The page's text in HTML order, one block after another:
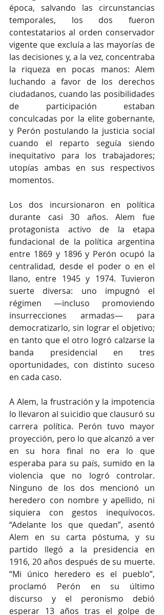
época, salvando las circunstancias
temporales, los dos fueron
contestatarios al orden conservador
vigente que excluía a las mayorías de
las decisiones y, a la vez, concentraba
la riqueza en pocas manos: Alem
luchando a favor de los derechos
ciudadanos, cuando las posibilidades
de participación estaban
conculcadas por la elite gobernante,
y Perón postulando la justicia social
cuando el reparto seguía siendo
inequitativo para los trabajadores;
utopías ambas en sus respectivos
momentos.
Los dos incursionaron en política
durante casi 30 años. Alem fue
protagonista activo de la etapa
fundacional de la política argentina
entre 1869 y 1896 y Perón ocupó la
centralidad, desde el poder o en el
llano, entre 1945 y 1974. Tuvieron
suerte diversa: uno impugnó el
régimen —incluso promoviendo
insurrecciones armadas— para
democratizarlo, sin lograr el objetivo;
en tanto que el otro logró calzarse la
banda presidencial en tres
oportunidades, con distinto suceso
en cada caso.
A Alem, la frustración y la impotencia
lo llevaron al suicidio que clausuró su
carrera política. Perón tuvo mayor
proyección, pero lo que alcanzó a ver
en su hora final no era lo que
esperaba para su país, sumido en la
violencia que no logró controlar.
Ninguno de los dos mencionó un
heredero con nombre y apellido, ni
siquiera con gestos inequívocos.
“Adelante los que quedan”, asentó
Alem en su carta póstuma, y su
partido llegó a la presidencia en
1916, 20 años después de su muerte.
“Mi único heredero es el pueblo”,
proclamó Perón en su último
discurso y el peronismo debió
esperar 13 años tras el golpe de